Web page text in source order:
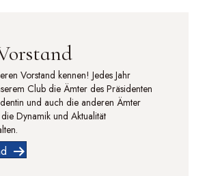
Vorstand kennen! Jedes Jahr
Club die Ämter des Präsidenten
und auch die anderen Ämter
Dynamik und Aktualität